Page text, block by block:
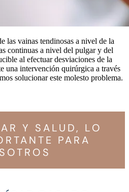
las vainas tendinosas a nivel de la
continuas a nivel del pulgar y del
al efectuar desviaciones de la
una intervención quirúrgica a través
solucionar este molesto problema.
Y SALUD, LO
PARA